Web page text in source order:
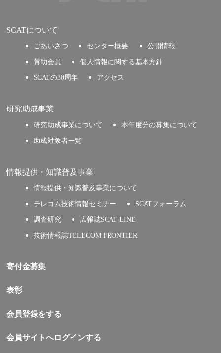
SCATについて
ごあいさつ センター概要
公開情報
賛助会員
個人情報に関する基本方針
SCATの30周年
アクセス
研究助成事業
研究助成事業について
本年度分の募集について
助成対象者一覧
情報提供・知識普及事業
情報提供・知識普及事業について
テレコム技術情報セミナー
SCATフォーラム
調査研究
広報誌SCAT LINE
技術情報誌TELECOM FRONTIER
寄付金募集
表彰
会員登録をする
会員サイトへログインする